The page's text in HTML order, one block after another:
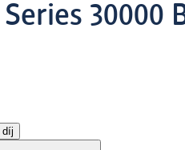
30000
díj